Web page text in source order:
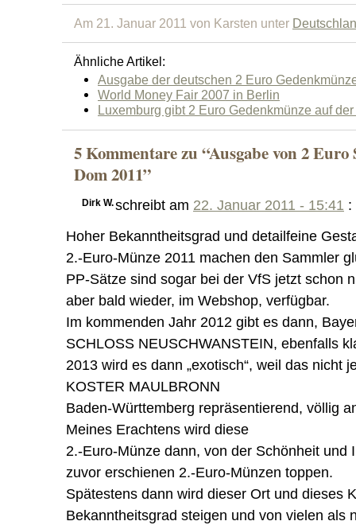
Am 21. Januar 2011 von Karsten unter
Ähnliche Artikel:
Ausgabe der deutschen 2 Euro
World Money Fair 2007 in Berlin
Luxemburg gibt 2 Euro Gedenkmünze auf
5 Kommentare zu “Ausgabe von 2
Dom 2011”
Dirk W.schreibt am 22. Januar 2011 - 15:41 :
Hoher Bekanntheitsgrad und detailfeine
2.-Euro-Münze 2011 machen den Sammler
PP-Sätze sind sogar bei der VfS jetzt schon
aber bald wieder, im Webshop, verfügbar.
Im kommenden Jahr 2012 gibt es dann,
SCHLOSS NEUSCHWANSTEIN, ebenfalls
2013 wird es dann „exotisch“, weil das nicht
KOSTER MAULBRONN
Baden-Württemberg repräsentierend, völlig
Meines Erachtens wird diese
2.-Euro-Münze dann, von der Schönheit und
zuvor erschienen 2.-Euro-Münzen toppen.
Spätestens dann wird dieser Ort und dieses
Bekanntheitsgrad steigen und von vielen als